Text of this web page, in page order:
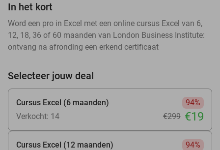
In het kort
Word een pro in Excel met een online cursus Excel van 6,
12, 18, 36 of 60 maanden van London Business Institute:
ontvang na afronding een erkend certificaat
Selecteer jouw deal
Cursus Excel (6 maanden)
94%
Verkocht: 14
€299 €19
Cursus Excel (12 maanden)
94%